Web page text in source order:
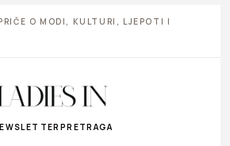
O MODI, KULTURI, LJEPOTI I
PRETRAGA